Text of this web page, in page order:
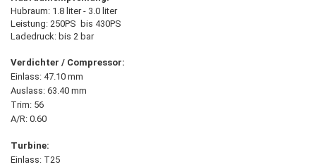
Hubraum: 1.8 liter - 3.0 liter
Leistung: 250PS bis 430PS
Ladedruck: bis 2 bar
Verdichter / Compressor:
Einlass: 47.10 mm
Auslass: 63.40 mm
Trim: 56
A/R: 0.60
Turbine:
Einlass: T25